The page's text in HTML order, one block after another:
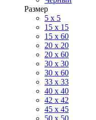
Размер
5 x 5
15 x 15
15 x 60
20 х 20
20 x 60
30 х 30
30 x 60
33 x 33
40 х 40
42 x 42
45 x 45
50 x 50